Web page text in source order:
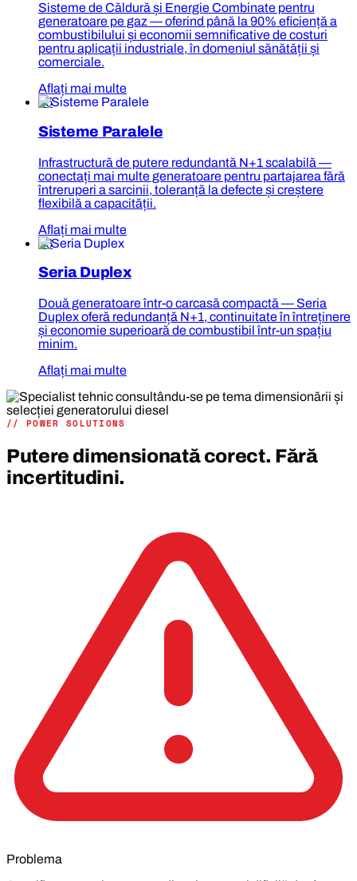
Sisteme de Căldură și Energie Combinate pentru
generatoare pe gaz — oferind până la 90% eficiență a
combustibilului și economii semnificative de costuri
pentru aplicații industriale, în domeniul sănătății și
comerciale.
Aflați mai multe
05
Sisteme Paralele
Infrastructură de putere redundantă N+1 scalabilă —
conectați mai multe generatoare pentru partajarea fără
întreruperi a sarcinii, toleranță la defecte și creștere
flexibilă a capacității.
Aflați mai multe
06
Seria Duplex
Două generatoare într-o carcasă compactă — Seria
Duplex oferă redundanță N+1, continuitate în întreținere
și economie superioară de combustibil într-un spațiu
minim.
Aflați mai multe
// POWER SOLUTIONS
Putere dimensionată corect. Fără
incertitudini.
Problema